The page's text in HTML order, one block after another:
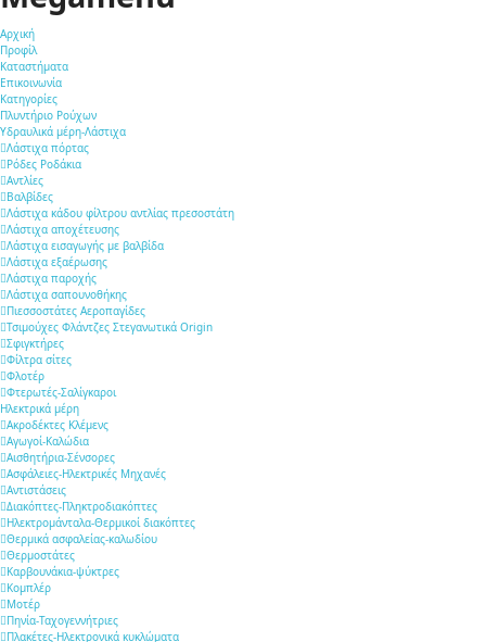
Αρχική
Προφίλ
Καταστήματα
Επικοινωνία
Κατηγορίες
Πλυντήριο Ρούχων
Υδραυλικά μέρη-Λάστιχα
Λάστιχα πόρτας
Ρόδες Ροδάκια
Αντλίες
Βαλβίδες
Λάστιχα κάδου φίλτρου αντλίας πρεσοστάτη
Λάστιχα αποχέτευσης
Λάστιχα εισαγωγής με βαλβίδα
Λάστιχα εξαέρωσης
Λάστιχα παροχής
Λάστιχα σαπουνοθήκης
Πιεσσοστάτες Αεροπαγίδες
Τσιμούχες Φλάντζες Στεγανωτικά Origin
Σφιγκτήρες
Φίλτρα σίτες
Φλοτέρ
Φτερωτές-Σαλίγκαροι
Ηλεκτρικά μέρη
Ακροδέκτες Κλέμενς
Αγωγοί-Καλώδια
Αισθητήρια-Σένσορες
Ασφάλειες-Ηλεκτρικές Μηχανές
Αντιστάσεις
Διακόπτες-Πληκτροδιακόπτες
Ηλεκτρομάνταλα-Θερμικοί διακόπτες
Θερμικά ασφαλείας-καλωδίου
Θερμοστάτες
Καρβουνάκια-ψύκτρες
Κομπλέρ
Μοτέρ
Πηνία-Ταχογεννήτριες
Πλακέτες-Ηλεκτρονικά κυκλώματα